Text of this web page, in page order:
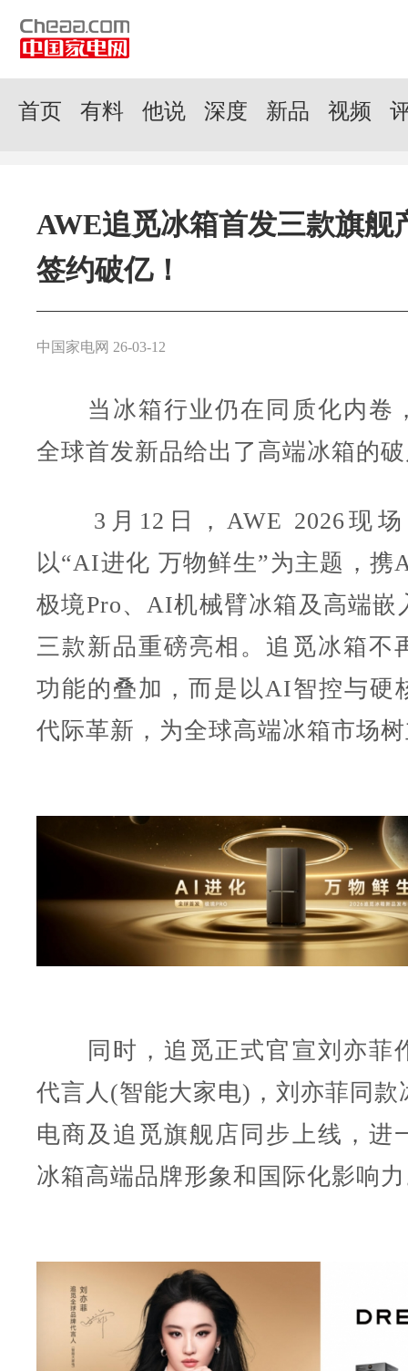
首页 有料 他说 深度 新品 视频
AWE追觅冰箱首发三款旗舰
签约破亿！
中国家电网 26-03-12
当冰箱行业仍在同质化内卷
全球首发新品给出了高端冰箱的
3月12日，AWE 2026现场
以“AI进化 万物鲜生”为主题，携
极境Pro、AI机械臂冰箱及高端嵌
三款新品重磅亮相。追觅冰箱不
功能的叠加，而是以AI智控与硬
代际革新，为全球高端冰箱市场
同时，追觅正式官宣刘亦菲
代言人(智能大家电)，刘亦菲同款
电商及追觅旗舰店同步上线，进
冰箱高端品牌形象和国际化影响